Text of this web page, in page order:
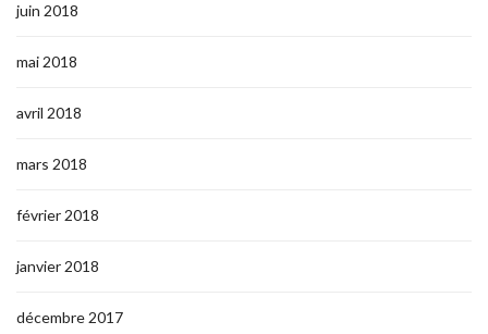
juin 2018
mai 2018
avril 2018
mars 2018
février 2018
janvier 2018
décembre 2017